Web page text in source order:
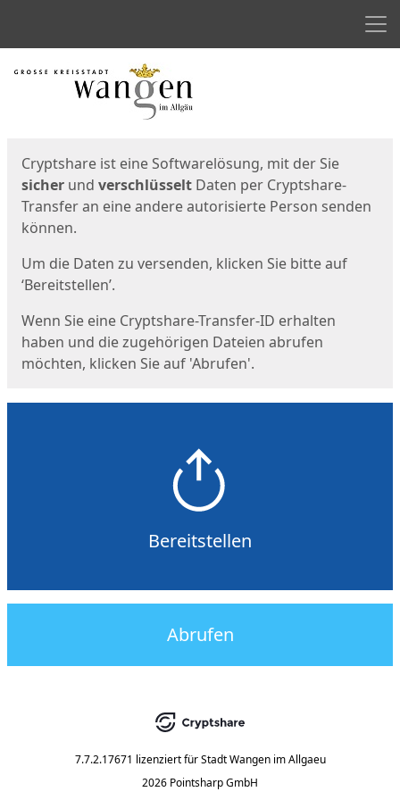
Start
Cryptshare ist eine Softwarelösung, mit der Sie
sicher und verschlüsselt Daten per Cryptshare-
Transfer an eine andere autorisierte Person senden
können.
Um die Daten zu versenden, klicken Sie bitte auf
‘Bereitstellen’.
Wenn Sie eine Cryptshare-Transfer-ID erhalten
haben und die zugehörigen Dateien abrufen
möchten, klicken Sie auf 'Abrufen'.
Bereitstellen
Abrufen
7.7.2.17671 lizenziert für Stadt Wangen im Allgaeu
2026 Pointsharp GmbH